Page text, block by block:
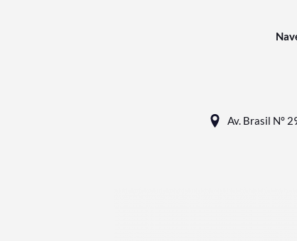
Av. Brasil N°